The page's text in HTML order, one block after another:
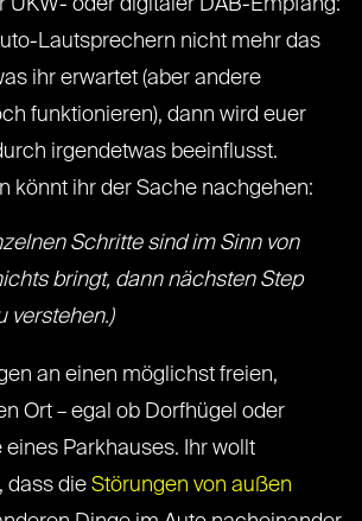
UKW- oder digitaler DAB-Empfang:
Lautsprechern nicht mehr das
ihr erwartet (aber andere
funktionieren), dann wird euer
irgendetwas beeinflusst.
könnt ihr der Sache nachgehen:
Schritte sind im Sinn von
bringt, dann nächsten Step
verstehen.)
an einen möglichst freien,
Ort – egal ob Dorfhügel oder
eines Parkhauses. Ihr wollt
dass die Störungen von außen